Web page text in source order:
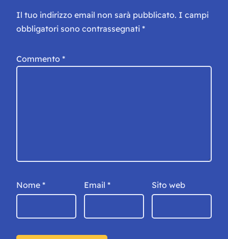
Il tuo indirizzo email non sarà pubblicato. I campi
obbligatori sono contrassegnati *
Commento *
Nome * Email * Sito web